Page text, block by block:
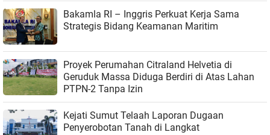
Bakamla RI – Inggris Perkuat Kerja Sama
Strategis Bidang Keamanan Maritim
Proyek Perumahan Citraland Helvetia di
Geruduk Massa Diduga Berdiri di Atas Lahan
PTPN-2 Tanpa Izin
Kejati Sumut Telaah Laporan Dugaan
Penyerobotan Tanah di Langkat